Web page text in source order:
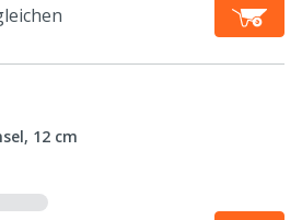
12 cm